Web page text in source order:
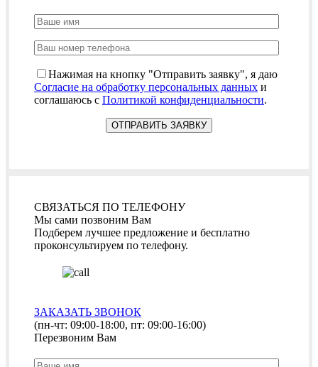
Нажимая на кнопку "Отправить заявку", я даю
Согласие на обработку персональных данных и
соглашаюсь с Политикой конфиденциальности.
СВЯЗАТЬСЯ ПО ТЕЛЕФОНУ
Мы сами позвоним Вам
Подберем лучшее предложение и бесплатно
проконсультируем по телефону.
ЗАКАЗАТЬ ЗВОНОК
(пн-чт: 09:00-18:00, пт: 09:00-16:00)
Перезвоним Вам